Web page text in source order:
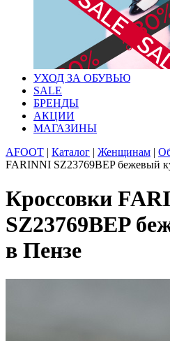
УХОД ЗА ОБУВЬЮ
SALE
БРЕНДЫ
АКЦИИ
МАГАЗИНЫ
AFOOT | Каталог | Женщинам |
FARINNI SZ23769BEP бежевый
Кроссовки
SZ23769BEP
в Пензе